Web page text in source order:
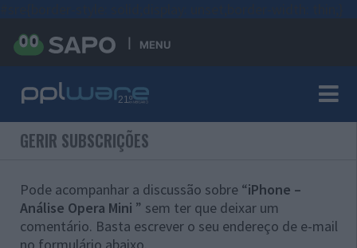
MENU
GERIR SUBSCRIÇÕES
Pode acompanhar a discussão sobre “iPhone –
Análise Opera Mini ” sem ter que deixar um
comentário. Basta escrever o seu endereço de e-mail